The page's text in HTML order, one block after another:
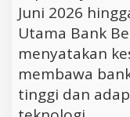
Juni 2026
Utama Bank
menyatakan
membawa
tinggi dan